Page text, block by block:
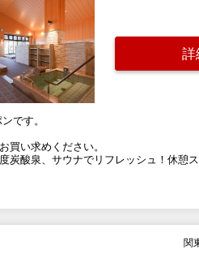
詳
です。
買い求めください。
炭酸泉、サウナでリフレッシュ！休憩
関